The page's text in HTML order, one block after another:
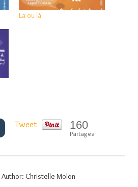
La ou là
Tweet 160
Partages
Christelle Molon